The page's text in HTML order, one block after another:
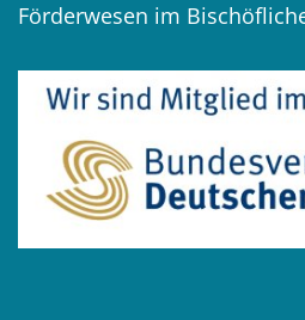
Förderwesen im